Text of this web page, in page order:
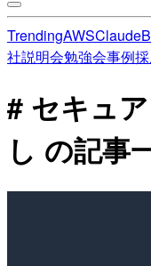
TrendingAWSClaude
社説明会勉強会事例
# セキュ
し の記事